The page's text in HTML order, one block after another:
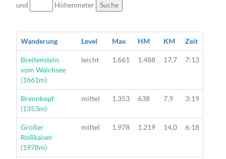
und
Höhenmeter Suche
Wanderung Level Max HM KM Zeit
Wanderung
Breitenstein
vom Walchsee
(1661m)
leicht 1.661 1.488 17,7 7:13
Wanderung
Brennkopf
(1353m)
mittel 1.353 638 7,9 3:19
Wanderung
Großer
Roßkaiser
(1978m)
mittel 1.978 1.219 14,0 6:18